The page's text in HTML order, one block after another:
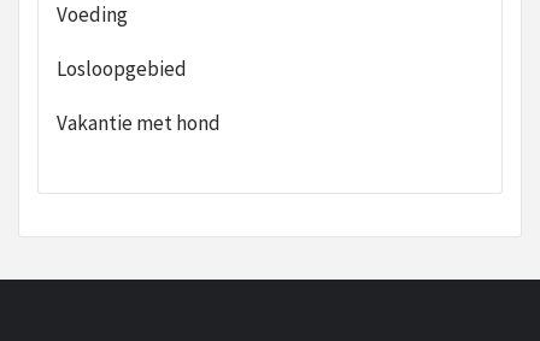
Voeding
Losloopgebied
Vakantie met hond